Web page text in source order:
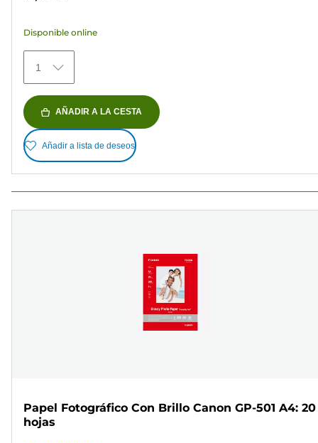
79
reseñas
Disponible online
1
AÑADIR A LA CESTA
Añadir a lista de deseos
Papel Fotográfico Con Brillo Canon GP-501 A4: 20
hojas